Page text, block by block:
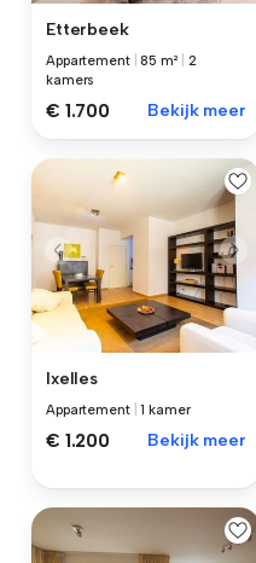
Etterbeek
Appartement |85 m²
2
kamers
€ 1.700 Bekijk meer
Ixelles
Appartement |1 kamer
€ 1.200 Bekijk meer